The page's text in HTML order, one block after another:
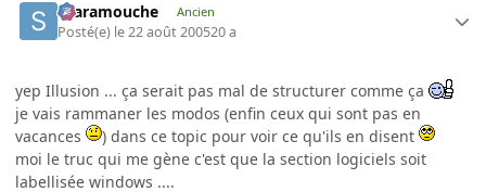
Scaramouche Ancien
Posté(e) le 22 août 200520 a
yep Illusion ... ça serait pas mal de structurer comme ça
je vais rammaner les modos (enfin ceux qui sont pas en
vacances
) dans ce topic pour voir ce qu'ils en disent
moi le truc qui me gène c'est que la section logiciels soit
labellisée windows ....